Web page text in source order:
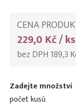
CENA
229,0 Kč / ks
bez DPH 189,3
Zadejte množství
počet kusů